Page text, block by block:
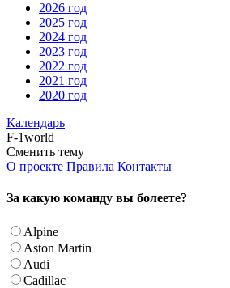
2026 год
2025 год
2024 год
2023 год
2022 год
2021 год
2020 год
Календарь
F-1world
Сменить тему
О проекте Правила Контакты
За какую команду вы болеете?
Alpine
Aston Martin
Audi
Cadillac